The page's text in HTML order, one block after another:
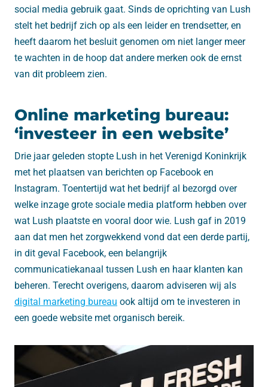
social media gebruik gaat. Sinds de oprichting van Lush
stelt het bedrijf zich op als een leider en trendsetter, en
heeft daarom het besluit genomen om niet langer meer
te wachten in de hoop dat andere merken ook de ernst
van dit probleem zien.
Online marketing bureau:
‘investeer in een website’
Drie jaar geleden stopte Lush in het Verenigd Koninkrijk
met het plaatsen van berichten op Facebook en
Instagram. Toentertijd wat het bedrijf al bezorgd over
welke inzage grote sociale media platform hebben over
wat Lush plaatste en vooral door wie. Lush gaf in 2019
aan dat men het zorgwekkend vond dat een derde partij,
in dit geval Facebook, een belangrijk
communicatiekanaal tussen Lush en haar klanten kan
beheren. Terecht overigens, daarom adviseren wij als
digital marketing bureau ook altijd om te investeren in
een goede website met organisch bereik.